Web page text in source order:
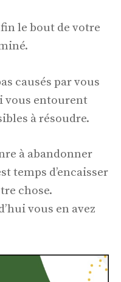
le bout de votre
causés par vous
vous entourent
à résoudre.
à abandonner
temps d’encaisser
chose.
vous en avez